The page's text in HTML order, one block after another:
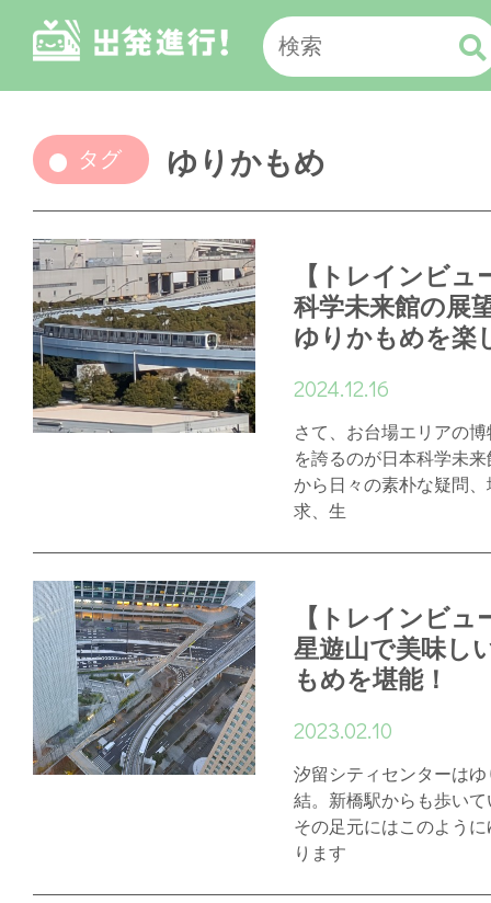
タグ ゆりかもめ
【トレインビュ
科学未来館の展
ゆりかもめを楽
2024.12.16
さて、お台場エリアの
を誇るのが日本科学未
から日々の素朴な疑問
求、生
【トレインビ
星遊山で美味し
もめを堪能！
2023.02.10
汐留シティセンターは
結。新橋駅からも歩い
その足元にはこのよう
ります